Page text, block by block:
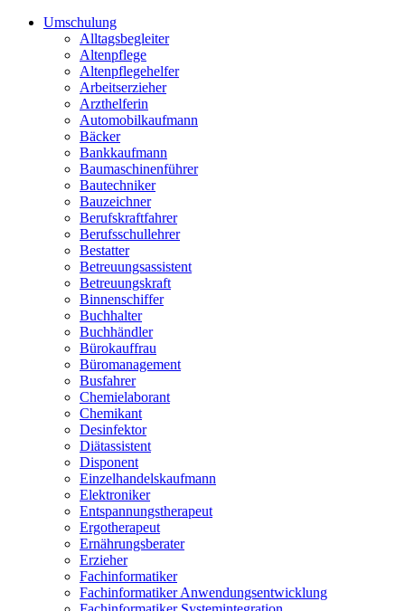
Umschulung
Alltagsbegleiter
Altenpflege
Altenpflegehelfer
Arbeitserzieher
Arzthelferin
Automobilkaufmann
Bäcker
Bankkaufmann
Baumaschinenführer
Bautechniker
Bauzeichner
Berufskraftfahrer
Berufsschullehrer
Bestatter
Betreuungsassistent
Betreuungskraft
Binnenschiffer
Buchhalter
Buchhändler
Bürokauffrau
Büromanagement
Busfahrer
Chemielaborant
Chemikant
Desinfektor
Diätassistent
Disponent
Einzelhandelskaufmann
Elektroniker
Entspannungstherapeut
Ergotherapeut
Ernährungsberater
Erzieher
Fachinformatiker
Fachinformatiker Anwendungsentwicklung